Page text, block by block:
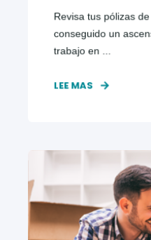
Revisa tus pólizas
conseguido un
trabajo en ...
LEE MAS